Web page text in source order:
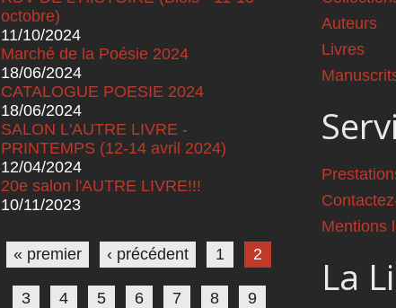
octobre)
11/10/2024
Marché de la Poésie 2024
18/06/2024
CATALOGUE POESIE 2024
18/06/2024
SALON L'AUTRE LIVRE -
PRINTEMPS (12-14 avril 2024)
12/04/2024
20e salon l'AUTRE LIVRE!!!
10/11/2023
Pages
« premier ‹ précédent 1 2
3 4 5 6 7 8 9
Auteurs
Livres
Mentions
La